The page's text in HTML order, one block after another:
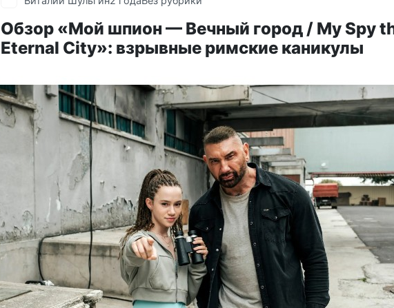
Обзор «Мой шпион — Вечный город / My Spy
Eternal City»: взрывные римские каникулы